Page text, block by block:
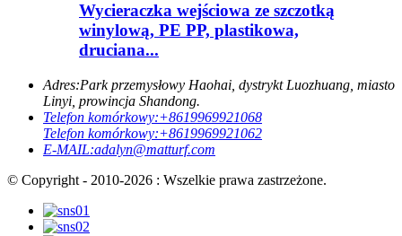
Wycieraczka wejściowa ze szczotką
winylową, PE PP, plastikowa,
druciana...
Adres:Park przemysłowy Haohai, dystrykt Luozhuang, miasto
Linyi, prowincja Shandong.
Telefon komórkowy:+8619969921068
Telefon komórkowy:+8619969921062
E-MAIL:adalyn@matturf.com
© Copyright - 2010-2026 : Wszelkie prawa zastrzeżone.